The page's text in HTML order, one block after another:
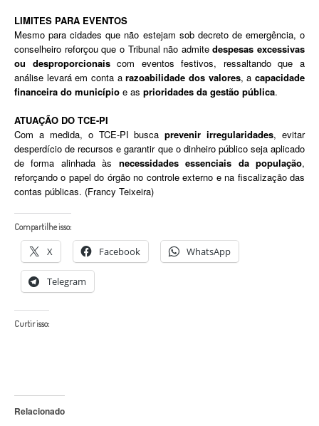
LIMITES PARA EVENTOS
Mesmo para cidades que não estejam sob decreto de emergência, o
conselheiro reforçou que o Tribunal não admitedespesas excessivas
ou desproporcionaiscom eventos festivos, ressaltando que a
análise levará em conta arazoabilidade dos valores, acapacidade
financeira do município e as prioridades da gestão pública.
ATUAÇÃO DO TCE-PI
Com a medida, o TCE-PI buscaprevenir irregularidades, evitar
desperdício de recursos e garantir que o dinheiro público seja aplicado
de forma alinhada às necessidades essenciais da população,
reforçando o papel do órgão no controle externo e na fiscalização das
contas públicas. (Francy Teixeira)
Compartilhe isso:
X Facebook WhatsApp
Telegram
Curtir isso:
Relacionado